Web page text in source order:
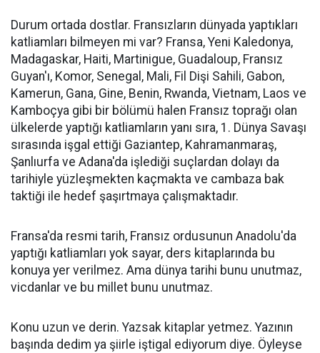
Durum ortada dostlar. Fransızların dünyada yaptıkları
katliamları bilmeyen mi var? Fransa, Yeni Kaledonya,
Madagaskar, Haiti, Martinigue, Guadaloup, Fransız
Guyan'ı, Komor, Senegal, Mali, Fil Dişi Sahili, Gabon,
Kamerun, Gana, Gine, Benin, Rwanda, Vietnam, Laos ve
Kamboçya gibi bir bölümü halen Fransız toprağı olan
ülkelerde yaptığı katliamların yanı sıra, 1. Dünya Savaşı
sırasında işgal ettiği Gaziantep, Kahramanmaraş,
Şanlıurfa ve Adana'da işlediği suçlardan dolayı da
tarihiyle yüzleşmekten kaçmakta ve cambaza bak
taktiği ile hedef şaşırtmaya çalışmaktadır.
Fransa'da resmi tarih, Fransız ordusunun Anadolu'da
yaptığı katliamları yok sayar, ders kitaplarında bu
konuya yer verilmez. Ama dünya tarihi bunu unutmaz,
vicdanlar ve bu millet bunu unutmaz.
Konu uzun ve derin. Yazsak kitaplar yetmez. Yazının
başında dedim ya şiirle iştigal ediyorum diye. Öyleyse